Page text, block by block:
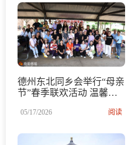
德州东北同乡会举行“母亲
节”春季联欢活动 温馨欢
05/17/2026 阅读